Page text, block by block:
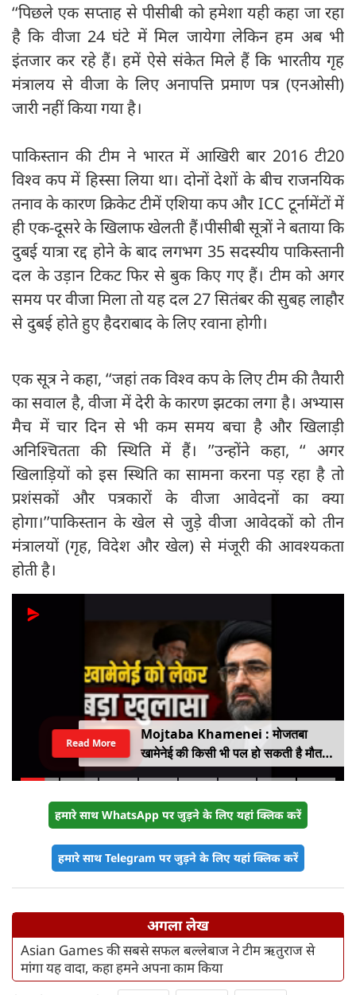
‘‘पिछले एक सप्ताह से पीसीबी को हमेशा यही कहा जा रहा
है कि वीजा 24 घंटे में मिल जायेगा लेकिन हम अब भी
इंतजार कर रहे हैं। हमें ऐसे संकेत मिले हैं कि भारतीय गृह
मंत्रालय से वीजा के लिए अनापत्ति प्रमाण पत्र (एनओसी)
जारी नहीं किया गया है।
पाकिस्तान की टीम ने भारत में आखिरी बार 2016 टी20
विश्व कप में हिस्सा लिया था। दोनों देशों के बीच राजनयिक
तनाव के कारण क्रिकेट टीमें एशिया कप और ICC टूर्नामेंटों में
ही एक-दूसरे के खिलाफ खेलती हैं।पीसीबी सूत्रों ने बताया कि
दुबई यात्रा रद्द होने के बाद लगभग 35 सदस्यीय पाकिस्तानी
दल के उड़ान टिकट फिर से बुक किए गए हैं। टीम को अगर
समय पर वीजा मिला तो यह दल 27 सितंबर की सुबह लाहौर
से दुबई होते हुए हैदराबाद के लिए रवाना होगी।
एक सूत्र ने कहा, ‘‘जहां तक विश्व कप के लिए टीम की तैयारी
का सवाल है, वीजा में देरी के कारण झटका लगा है। अभ्यास
मैच में चार दिन से भी कम समय बचा है और खिलाड़ी
अनिश्चितता की स्थिति में हैं। ’’उन्होंने कहा, ‘‘ अगर
खिलाड़ियों को इस स्थिति का सामना करना पड़ रहा है तो
प्रशंसकों और पत्रकारों के वीजा आवेदनों का क्या
होगा।’’पाकिस्तान के खेल से जुड़े वीजा आवेदकों को तीन
मंत्रालयों (गृह, विदेश और खेल) से मंजूरी की आवश्यकता
होती है।
Mojtaba Khamenei : मोजतबा
खामेनेई की किसी भी पल हो सकती है मौत,
इजराइली मीडिया के दावे के बीच सामने आया
हालत
Read More
हमारे साथ WhatsApp पर जुड़ने के लिए यहां क्लिक करें
हमारे साथ Telegram पर जुड़ने के लिए यहां क्लिक करें
अगला लेख
Asian Games की सबसे सफल बल्लेबाज ने टीम ऋतुराज से
मांगा यह वादा, कहा हमने अपना काम किया